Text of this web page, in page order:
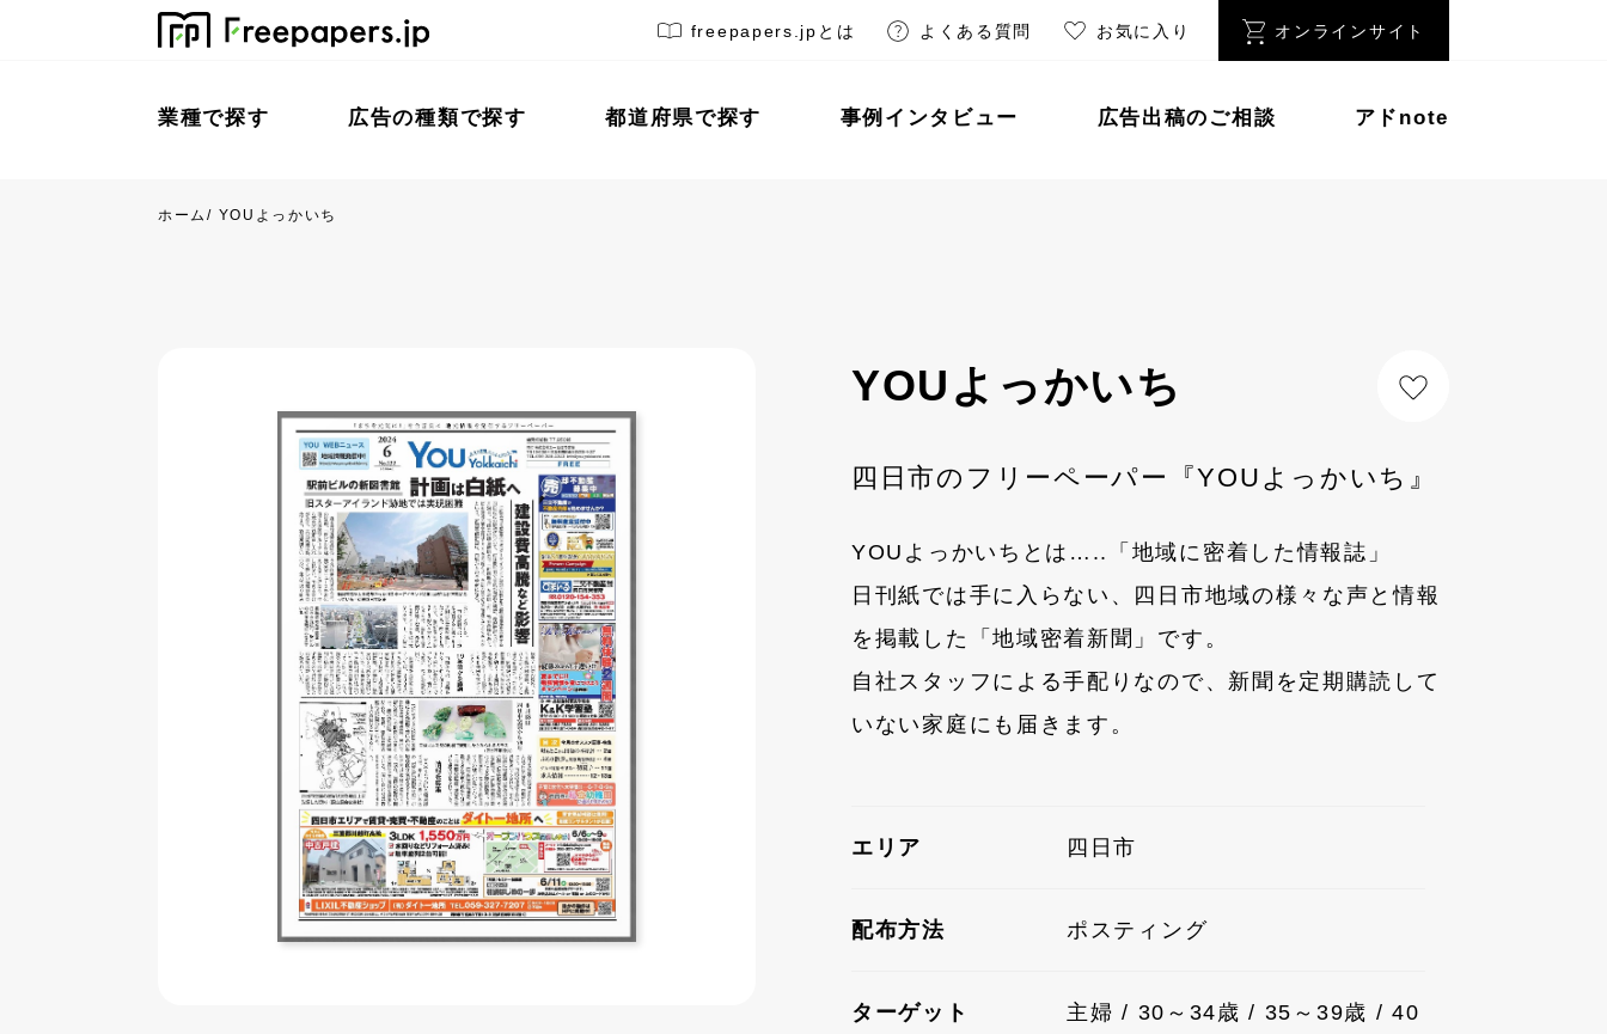
freepapers.jpとは よくある質問 お気に入り オンラインサイト
業種で探す 広告の種類で探す 都道府県で探す 事例インタビュー 広告出稿のご相談 アドnote
ホーム/ YOUよっかいち
YOUよっかいち
四日市のフリーペーパー『YOUよっかいち』
YOUよっかいちとは…..「地域に密着した情報誌」
日刊紙では手に入らない、四日市地域の様々な声と情報
を掲載した「地域密着新聞」です。
自社スタッフによる手配りなので、新聞を定期購読して
いない家庭にも届きます。
エリア 四日市
配布方法 ポスティング
ターゲット
主婦 / 30～34歳 / 35～39歳 / 40